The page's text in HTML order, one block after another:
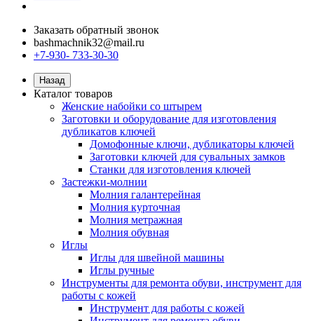
Заказать обратный звонок
bashmachnik32@mail.ru
+7-930- 733-30-30
Назад
Каталог товаров
Женские набойки со штырем
Заготовки и оборудование для изготовления
дубликатов ключей
Домофонные ключи, дубликаторы ключей
Заготовки ключей для сувальных замков
Станки для изготовления ключей
Застежки-молнии
Молния галантерейная
Молния курточная
Молния метражная
Молния обувная
Иглы
Иглы для швейной машины
Иглы ручные
Инструменты для ремонта обуви, инструмент для
работы с кожей
Инструмент для работы с кожей